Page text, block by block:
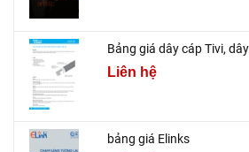
Bảng giá dây cáp Tivi,
Liên hệ
bảng giá Elinks